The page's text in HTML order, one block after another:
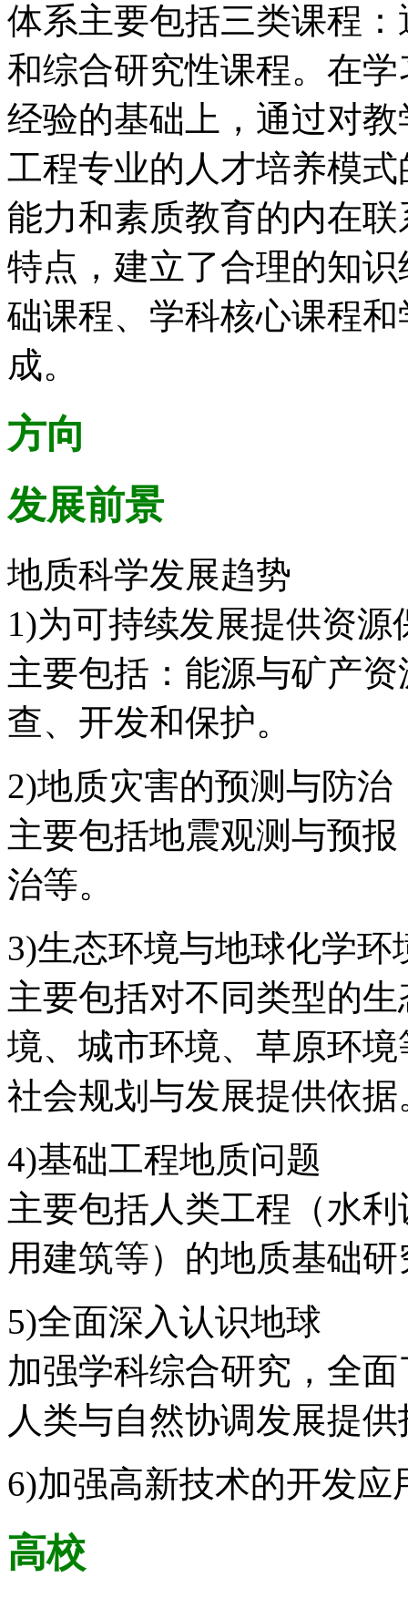
体系主要包括三类课程
和综合研究性课程。在
经验的基础上，通过对
工程专业的人才培养模
能力和素质教育的内在
特点，建立了合理的知
础课程、学科核心课程
成。
方向
发展前景
地质科学发展趋势
1)为可持续发展提供资源
主要包括：能源与矿产
查、开发和保护。
2)地质灾害的预测与防治
主要包括地震观测与预
治等。
3)生态环境与地球化学环
主要包括对不同类型的
境、城市环境、草原环
社会规划与发展提供依据
4)基础工程地质问题
主要包括人类工程（水
用建筑等）的地质基础
5)全面深入认识地球
加强学科综合研究，全
人类与自然协调发展提
6)加强高新技术的开发应
高校